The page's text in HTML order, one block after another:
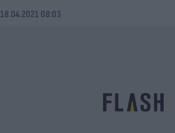
18.04.2021 08:03